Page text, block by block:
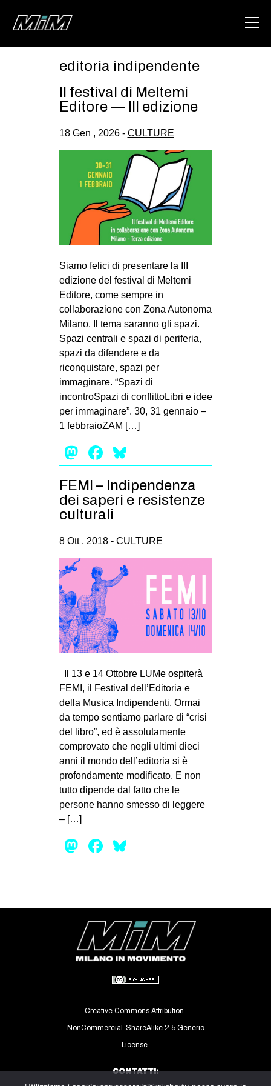
HOME
ABOUT
AREA
DEGENERAZIONE
GAZA FREESTYLE
CSOA LAMBRETTA
MSM
STUDENTI TSUNAMI
MILANO
MOBILITAZIONI
SPAZI
SPORT POPOLARE
MOVIMENTI
AMBIENTE
ANTIFASCISMO
DIRITTO ALL’ABITARE
GENERI
MIGRAZIONI
PRECARIATO
REPRESSIONE
ARTE
MANIFESTI
MUSICA
INTERNAZIONALE
AFRICA
AMERICHE
ESTREMO ORIENTE
EUROPA
MEDIO ORIENTE
MONDO
in
bsky
editoria indipendente
Il festival di Meltemi
Editore — III edizione
18 Gen , 2026 - CULTURE
Siamo felici di presentare la III
edizione del festival di Meltemi
Editore, come sempre in
collaborazione con Zona Autonoma
Milano. Il tema saranno gli spazi.
Spazi centrali e spazi di periferia,
spazi da difendere e da
riconquistare, spazi per
immaginare. “Spazi di
incontroSpazi di conflittoLibri e idee
per immaginare”. 30, 31 gennaio –
1 febbraioZAM […]
Mastodon
Facebook
FEMI – Indipendenza
dei saperi e resistenze
culturali
8 Ott , 2018 - CULTURE
Il 13 e 14 Ottobre LUMe ospiterà
FEMI, il Festival dell’Editoria e
della Musica Indipendenti. Ormai
da tempo sentiamo parlare di “crisi
del libro”, ed è assolutamente
comprovato che negli ultimi dieci
anni il mondo dell’editoria si è
profondamente modificato. E non
tutto dipende dal fatto che le
persone hanno smesso di leggere
– […]
Mastodon
Facebook
Creative Commons Attribution-
NonCommercial-ShareAlike 2.5 Generic
License.
CONTATTI: